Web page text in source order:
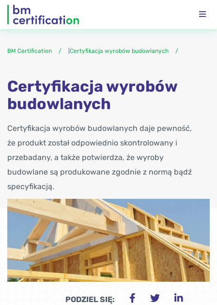
BM Certification Certyfikacja wyrobów budowlanych
Certyfikacja wyrobów
budowlanych
Certyfikacja wyrobów budowlanych daje pewność,
że produkt został odpowiednio skontrolowany i
przebadany, a także potwierdza, że wyroby
budowlane są produkowane zgodnie z normą bądź
specyfikacją.
PODZIEL SIĘ: